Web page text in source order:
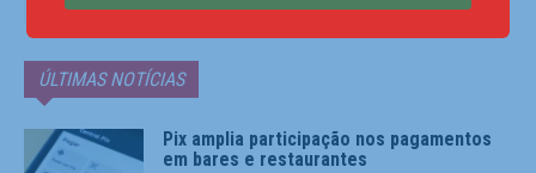
ÚLTIMAS NOTÍCIAS
Pix amplia participação nos pagamentos
em bares e restaurantes